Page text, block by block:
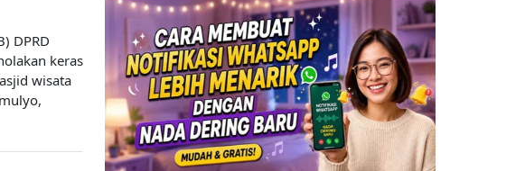
DPRD
keras
wisata